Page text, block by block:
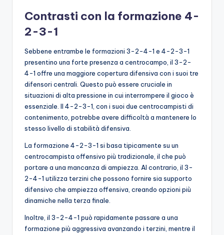
Contrasti con la formazione 4-
2-3-1
Sebbene entrambe le formazioni 3-2-4-1 e 4-2-3-1
presentino una forte presenza a centrocampo, il 3-2-
4-1 offre una maggiore copertura difensiva con i suoi tre
difensori centrali. Questo può essere cruciale in
situazioni di alta pressione in cui interrompere il gioco è
essenziale. Il 4-2-3-1, con i suoi due centrocampisti di
contenimento, potrebbe avere difficoltà a mantenere lo
stesso livello di stabilità difensiva.
La formazione 4-2-3-1 si basa tipicamente su un
centrocampista offensivo più tradizionale, il che può
portare a una mancanza di ampiezza. Al contrario, il 3-
2-4-1 utilizza terzini che possono fornire sia supporto
difensivo che ampiezza offensiva, creando opzioni più
dinamiche nella terza finale.
Inoltre, il 3-2-4-1 può rapidamente passare a una
formazione più aggressiva avanzando i terzini, mentre il